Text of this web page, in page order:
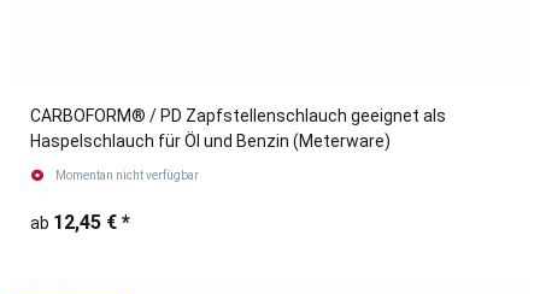
CARBOFORM® / PD Zapfstellenschlauch geeignet als
Haspelschlauch für Öl und Benzin (Meterware)
Momentan nicht verfügbar
ab 12,45 € *